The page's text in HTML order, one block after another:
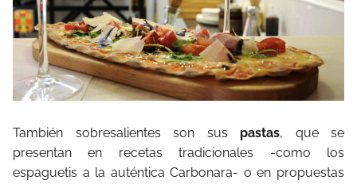
También sobresalientes son sus pastas, que se
presentan en recetas tradicionales -como los
espaguetis a la auténtica Carbonara- o en propuestas